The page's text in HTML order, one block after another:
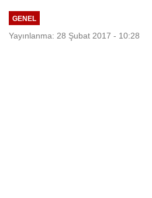
GENEL
Yayınlanma: 28 Şubat 2017 - 10:28